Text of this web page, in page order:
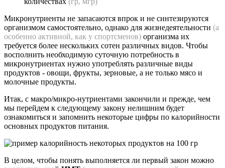
Микронутриенты не запасаются впрок и не синтезируются
организмом самостоятельно, однако для жизнедеятельности (а
особенно активной, как у спортсменов) организма их
требуется более нескольких сотен различных видов. Чтобы
восполнить необходимую суточную потребность в
микронутриентах нужно употреблять различные виды
продуктов - овощи, фрукты, зерновые, а не только мясо и
молочные продукты.
Итак, с макро/микро-нутриентами закончили и прежде, чем
мы перейдем к следующему закону нелишним будет
ознакомиться и запомнить некоторые цифры по калорийности
основных продуктов питания.
В целом, чтобы понять выполняется ли первый закон можно